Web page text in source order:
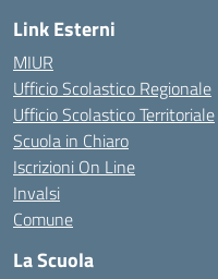
Link Esterni
MIUR
Ufficio Scolastico Regionale
Ufficio Scolastico Territoriale
Scuola in Chiaro
Iscrizioni On Line
Invalsi
Comune
La Scuola